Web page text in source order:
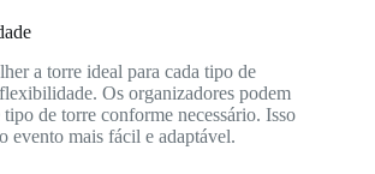
a torre ideal para cada tipo de
Os organizadores podem
de torre conforme necessário. Isso
evento mais fácil e adaptável.